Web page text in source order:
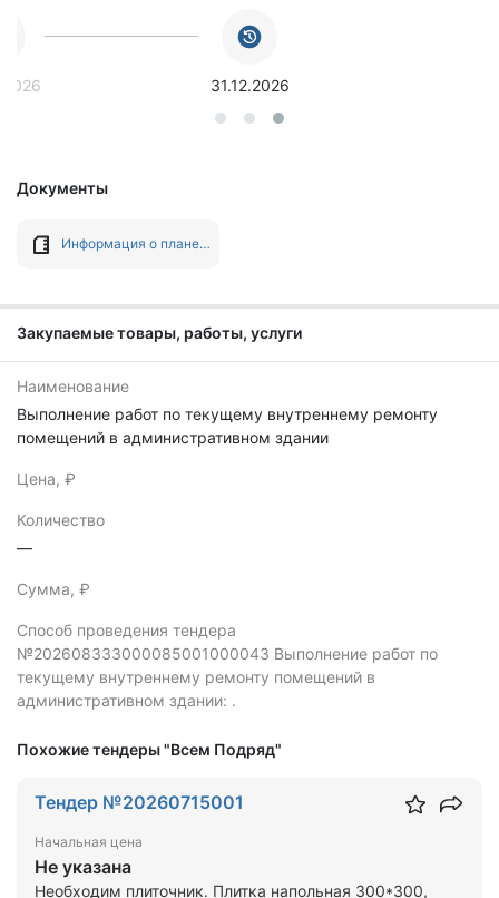
31.12.2026
Документы
Информация о плане-графике №202608333000085001 от 24.03.2026
Закупаемые товары, работы, услуги
Наименование
Выполнение работ по текущему внутреннему ремонту
помещений в административном здании
Цена, ₽
Количество
—
Сумма, ₽
Способ проведения тендера
№202608333000085001000043 Выполнение работ по
текущему внутреннему ремонту помещений в
административном здании: .
Похожие тендеры "Всем Подряд"
Тендер №20260715001
Начальная цена
Не указана
Необходим плиточник. Плитка напольная 300*300,